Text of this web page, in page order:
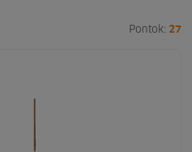
Pontok: 27